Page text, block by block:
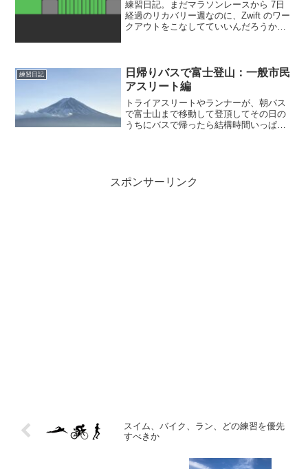
練習日記。まだマラソンレースから 7日
経過のリカバリー週なのに、Zwift のワー
クアウトをこなしてていいんだろうか？
練習日記
日帰りバスで富士登山：一般市民
アスリート編
トライアスリートやランナーが、朝バス
で富士山まで移動して登頂してその日の
うちにバスで帰ったら結構時間いっぱい
スポンサーリンク
スイム、バイク、ラン、どの練習を優先
すべきか